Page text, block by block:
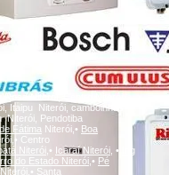
Rosa Niterói, Centro Niterói,
Itaipu Niterói, camboinhas
Niterói, Pendotiba
Fátima Niterói,• Boa
Centro
Niterói, • IcaraíNiterói, •
Ing
do Estado Niterói, • Pé
Niterói, • Santa